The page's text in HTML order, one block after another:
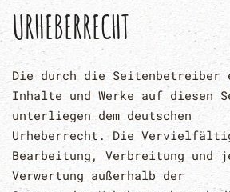
URHEBERRECHT
Die durch die
Inhalte und Werke auf diesen
unterliegen dem deutschen
Urheberrecht. Die
Bearbeitung, Verbreitung und
Verwertung außerhalb der